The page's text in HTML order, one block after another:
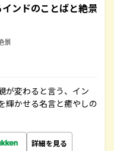
ンドのことばと絶景
景
が変わると言う、イン
輝かせる名言と癒やしの
詳細を見る